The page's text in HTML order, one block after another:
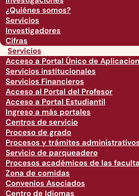
¿Quiénes somos?
Servicios
Investigadores
Cifras
Servicios
Acceso a Portal Único de
Servicios institucionales
Servicios Financieros
Acceso al Portal del Profesor
Acceso a Portal Estudiantil
Ingreso a más portales
Centros de servicio
Proceso de grado
Procesos y trámites administrativos
Servicio de parqueadero
Procesos académicos de las
Zona de comidas
Convenios Asociados
Centro de Idiomas